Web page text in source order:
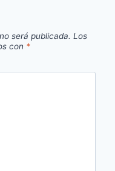
será publicada. Los
con *